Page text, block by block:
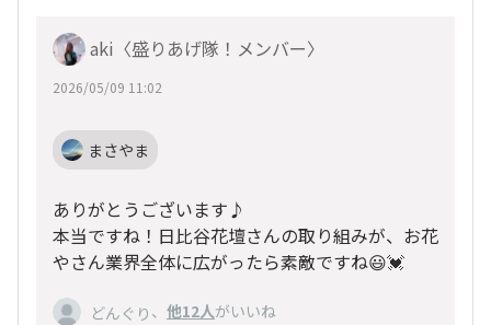
aki〈盛りあげ隊！メンバー〉
2026/05/09 11:02
まさやま
ありがとうございます♪
本当ですね！日比谷花壇さんの取り組みが、お花
やさん業界全体に広がったら素敵ですね😃💓
どんぐり 、 他12人がいいね